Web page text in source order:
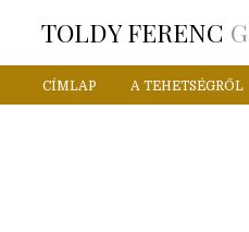
TOLDY FERENC
CÍMLAP A TEHETSÉGRŐL